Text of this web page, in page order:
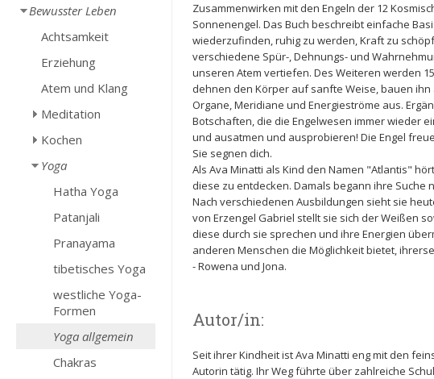
Bewusster Leben
Achtsamkeit
Erziehung
Atem und Klang
Meditation
Kochen
Yoga
Hatha Yoga
Patanjali
Pranayama
tibetisches Yoga
westliche Yoga-
Formen
Yoga allgemein
Chakras
Zusammenwirken mit den Engeln der 12
Sonnenengel. Das Buch beschreibt einfache
wiederzufinden, ruhig zu werden, Kraft zu
verschiedene Spür-, Dehnungs- und
unseren Atem vertiefen. Des Weiteren werden
dehnen den Körper auf sanfte Weise, bauen
Organe, Meridiane und Energieströme aus.
Botschaften, die die Engelwesen immer wieder
und ausatmen und ausprobieren! Die Engel
Sie segnen dich.
Als Ava Minatti als Kind den Namen "Atlantis"
diese zu entdecken. Damals begann ihre Suche
Nach verschiedenen Ausbildungen sieht sie
von Erzengel Gabriel stellt sie sich der Weißen
diese durch sie sprechen und ihre Energien
anderen Menschen die Möglichkeit bietet,
- Rowena und Jona.
Autor/in:
Seit ihrer Kindheit ist Ava Minatti eng mit den
Autorin tätig. Ihr Weg führte über zahlreiche